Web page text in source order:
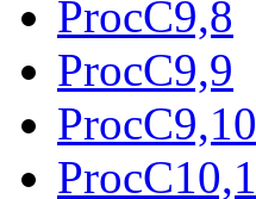
ProcC9,8
ProcC9,9
ProcC9,10
ProcC10,1